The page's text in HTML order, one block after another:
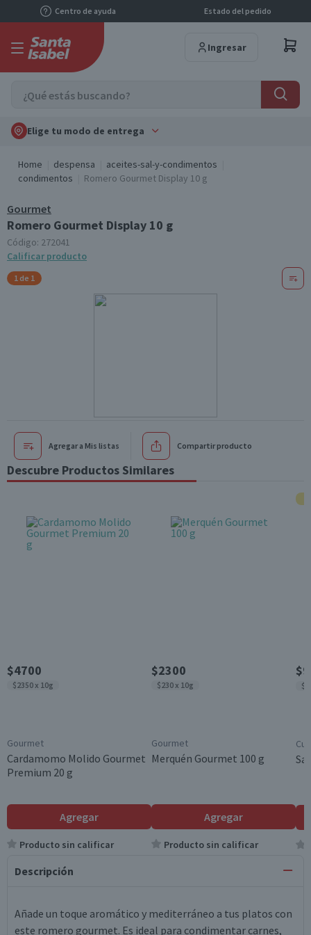
Centro de ayuda Estado del pedido
Ingresar
Elige tu modo de entrega
Home despensa
aceites-sal-y-condimentos
condimentos
Romero Gourmet Display 10 g
Gourmet
Romero Gourmet Display 10 g
Código: 272041
Calificar producto
1 de 1
Agregar a Mis listas Compartir producto
Descubre Productos Similares
$4700
$2350 x 10g
Gourmet
Cardamomo Molido Gourmet
Premium 20 g
Agregar
Producto sin calificar
$2300
$230 x 10g
Gourmet
Merquén Gourmet 100 g
Agregar
Producto sin calificar
Descripción
Añade un toque aromático y mediterráneo a tus platos con
este romero gourmet. Es ideal para condimentar carnes,